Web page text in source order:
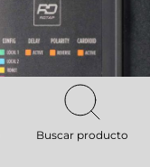
Buscar producto